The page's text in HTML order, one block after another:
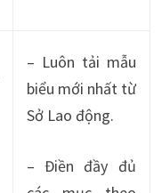
– Luôn tải mẫu
biểu mới nhất từ
Sở Lao động.
– Điền đầy đủ